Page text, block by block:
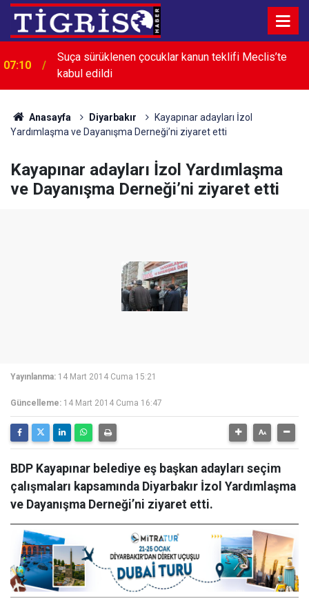
07:10
Suça sürüklenen çocuklar kanun teklifi Meclis’te
kabul edildi
Anasayfa Diyarbakır
Kayapınar adayları İzol
Yardımlaşma ve Dayanışma Derneği’ni ziyaret etti
Kayapınar adayları İzol Yardımlaşma
ve Dayanışma Derneği’ni ziyaret etti
Yayınlanma: 14 Mart 2014 Cuma 15:21
Güncelleme: 14 Mart 2014 Cuma 16:47
BDP Kayapınar belediye eş başkan adayları seçim
çalışmaları kapsamında Diyarbakır İzol Yardımlaşma
ve Dayanışma Derneği’ni ziyaret etti.